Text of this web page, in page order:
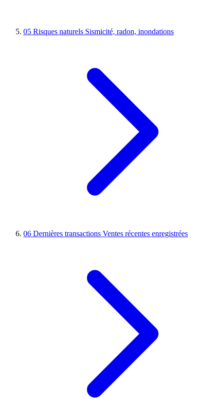
05 Risques naturels Sismicité, radon, inondations
06 Dernières transactions Ventes récentes enregistrées